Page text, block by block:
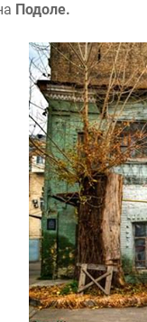
Подоле.